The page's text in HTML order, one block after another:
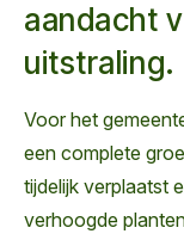
aandacht
uitstraling.
Voor het
een complete
tijdelijk verplaatst
verhoogde